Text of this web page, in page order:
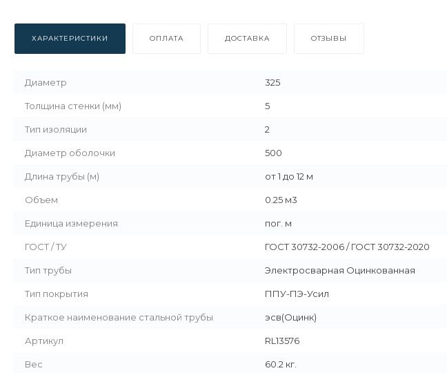
ХАРАКТЕРИСТИКИ ОПЛАТА ДОСТАВКА ОТЗЫВЫ
Диаметр 325
Толщина стенки (мм) 5
Тип изоляции 2
Диаметр оболочки 500
Длина трубы (м) от 1 до 12 м
Объем 0.25 м3
Единица измерения пог. м
ГОСТ / ТУ ГОСТ 30732-2006 / ГОСТ 30732-2020
Тип трубы Электросварная Оцинкованная
Тип покрытия ППУ-ПЭ-Усил
Краткое наименование стальной трубы эсв(Оцинк)
Артикул RL13576
Вес 60.2 кг.